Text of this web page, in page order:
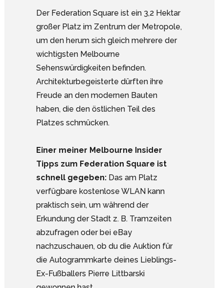
Der Federation Square ist ein 3,2 Hektar
großer Platz im Zentrum der Metropole,
um den herum sich gleich mehrere der
wichtigsten Melbourne
Sehenswürdigkeiten befinden.
Architekturbegeisterte dürften ihre
Freude an den modernen Bauten
haben, die den östlichen Teil des
Platzes schmücken.
Einer meiner Melbourne Insider
Tipps zum Federation Square ist
schnell gegeben: Das am Platz
verfügbare kostenlose WLAN kann
praktisch sein, um während der
Erkundung der Stadt z. B. Tramzeiten
abzufragen oder bei eBay
nachzuschauen, ob du die Auktion für
die Autogrammkarte deines Lieblings-
Ex-Fußballers Pierre Littbarski